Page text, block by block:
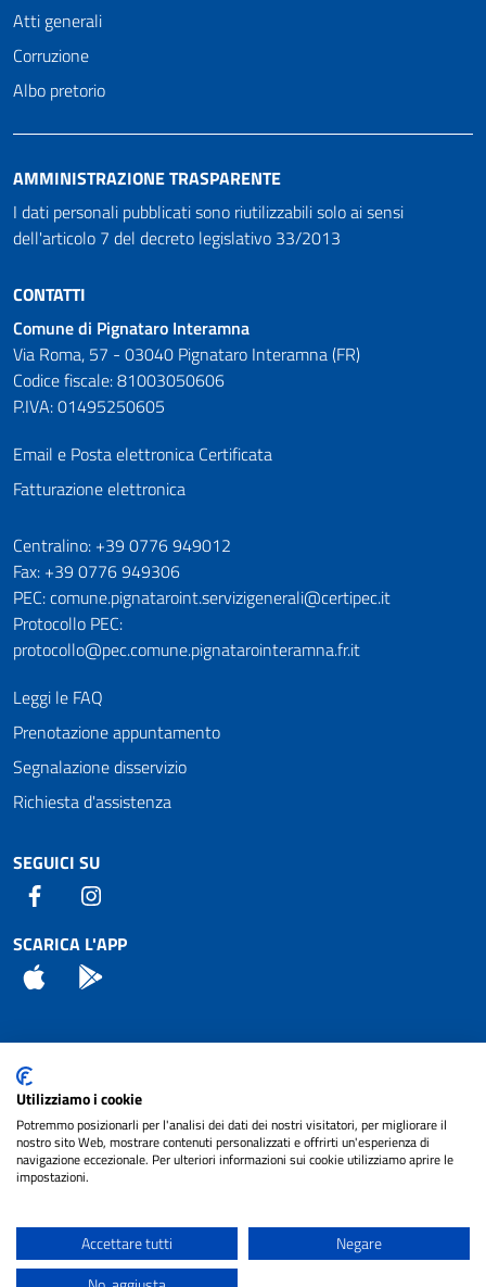
Atti generali
Corruzione
Albo pretorio
AMMINISTRAZIONE TRASPARENTE
I dati personali pubblicati sono riutilizzabili solo ai sensi
dell'articolo 7 del decreto legislativo 33/2013
CONTATTI
Comune di Pignataro Interamna
Via Roma, 57 - 03040 Pignataro Interamna (FR)
Codice fiscale: 81003050606
P.IVA: 01495250605
Email e Posta elettronica Certificata
Fatturazione elettronica
Numeri utili
Centralino: +39 0776 949012
Fax: +39 0776 949306
PEC: comune.pignataroint.servizigenerali@certipec.it
Protocollo PEC:
protocollo@pec.comune.pignatarointeramna.fr.it
Leggi le FAQ
Prenotazione appuntamento
Segnalazione disservizio
Richiesta d'assistenza
SEGUICI SU
Facebook
SCARICA L'APP
App Store
Attuazione Misure PNRR
Piano di miglioramento del sito
Note legali
cura diNET SMART
Utilizziamo i cookie
Potremmo posizionarli per l'analisi dei dati dei nostri visitatori, per migliorare il
nostro sito Web, mostrare contenuti personalizzati e offrirti un'esperienza di
navigazione eccezionale. Per ulteriori informazioni sui cookie utilizziamo aprire le
impostazioni.
Accettare tutti
Negare